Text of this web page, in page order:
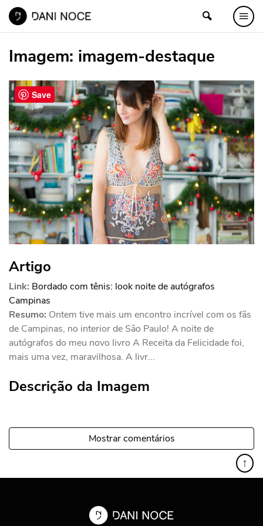
Imagem: imagem-destaque
Artigo
Link: Bordado com tênis: look noite de autógrafos
Campinas
Resumo: Ontem tive mais um encontro incrível com os fãs
de Campinas, no interior de São Paulo! A noite de
autógrafos do meu novo livro A Receita da Felicidade foi,
mais uma vez, maravilhosa. A livr...
Descrição da Imagem
Mostrar comentários
↑
Save